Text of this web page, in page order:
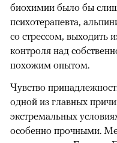
биохимии было бы
психотерапевта,
со стрессом, выходить
контроля над
похожим опытом.
Чувство
одной из главных
экстремальных
особенно прочными.